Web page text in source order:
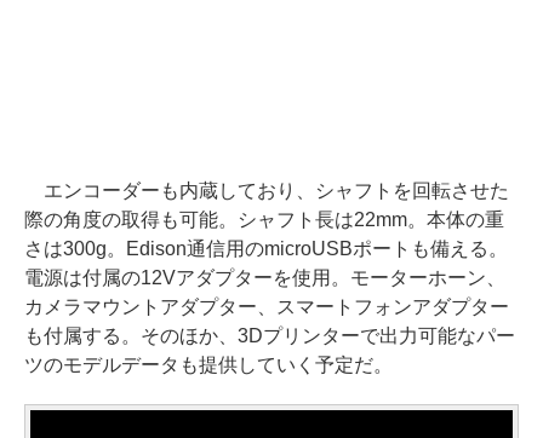
エンコーダーも内蔵しており、シャフトを回転させた
際の角度の取得も可能。シャフト長は22mm。本体の重
さは300g。Edison通信用のmicroUSBポートも備える。
電源は付属の12Vアダプターを使用。モーターホーン、
カメラマウントアダプター、スマートフォンアダプター
も付属する。そのほか、3Dプリンターで出力可能なパー
ツのモデルデータも提供していく予定だ。